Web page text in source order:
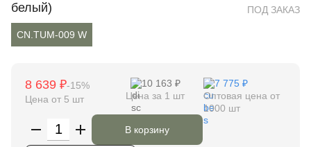
белый)
ПОД ЗАКАЗ
CN.TUM-009 W
8 639 ₽-15%
Цена от 5 шт
10 163 ₽
Цена за 1 шт
7 775 ₽
Оптовая цена от
1000 шт
В корзину